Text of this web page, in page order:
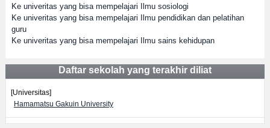
Ke univeritas yang bisa mempelajari Ilmu sosiologi
Ke univeritas yang bisa mempelajari Ilmu pendidikan dan pelatihan
guru
Ke univeritas yang bisa mempelajari Ilmu sains kehidupan
Daftar sekolah yang terakhir diliat
[Universitas]
Hamamatsu Gakuin University